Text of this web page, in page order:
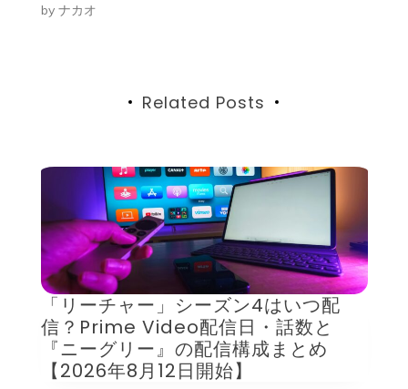
シ
by ナカオ
Related Posts
「リーチャー」シーズン4はいつ配
信？Prime Video配信日・話数と
『ニーグリー』の配信構成まとめ
【2026年8月12日開始】